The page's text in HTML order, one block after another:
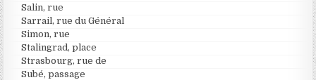
Salin, rue
Sarrail, rue du Général
Simon, rue
Stalingrad, place
Strasbourg, rue de
Subé, passage